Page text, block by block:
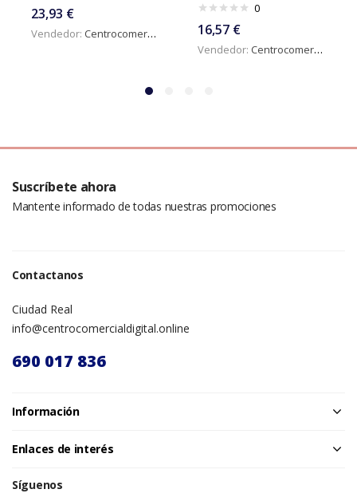
23,93 €
Vendedor: Centrocomercialdigital
0
16,57 €
Vendedor: Centrocomercialdigital
Suscríbete ahora
Mantente informado de todas nuestras promociones
Contactanos
Ciudad Real
info@centrocomercialdigital.online
690 017 836
Información
Enlaces de interés
Síguenos